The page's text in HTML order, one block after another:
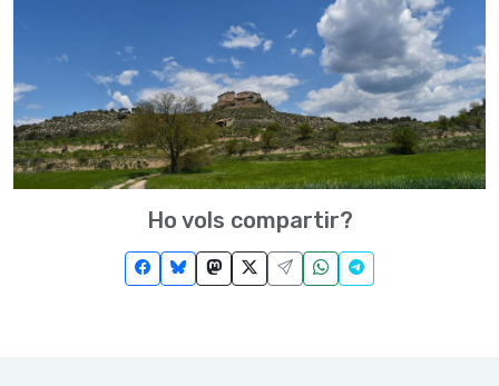
Ho vols compartir?